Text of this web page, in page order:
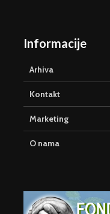
Informacije
Arhiva
Kontakt
Marketing
O nama